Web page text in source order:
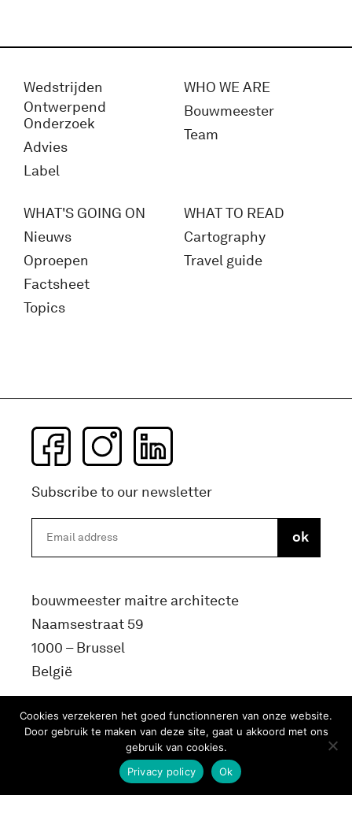
Wedstrijden
Ontwerpend
Onderzoek
Advies
Label
WHO WE ARE
Bouwmeester
Team
WHAT'S GOING ON
Nieuws
Oproepen
Factsheet
Topics
WHAT TO READ
Cartography
Travel guide
Subscribe to our newsletter
bouwmeester maitre architecte
Naamsestraat 59
1000 – Brussel
België
info@bma.brussels
Cookies verzekeren het goed functionneren van onze website.
Door gebruik te maken van deze site, gaat u akkoord met ons
gebruik van cookies.
Ok
Privacy policy